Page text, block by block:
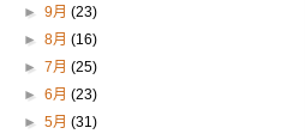
►9月(23)
►8月(16)
►7月(25)
►6月(23)
►5月(31)